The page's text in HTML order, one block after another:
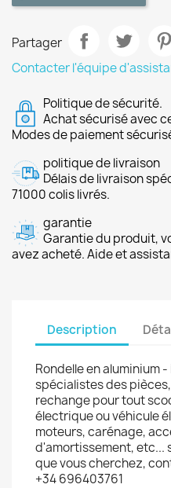
Partager
Contacter l'équipe
Politique de sécurité.
Achat sécurisé avec
Modes de paiement
politique de livraison
Délais de livraison
71000 colis livrés.
garantie
Garantie du produit,
avez acheté. Aide et
Description
Rondelle en aluminium
spécialistes des
rechange pour tout
électrique ou véhicule
moteurs, carénage,
d'amortissement, etc...
que vous cherchez,
+34 696403761